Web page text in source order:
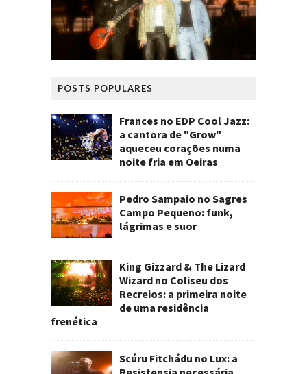
POSTS POPULARES
Frances no EDP Cool Jazz:
a cantora de "Grow"
aqueceu corações numa
noite fria em Oeiras
Pedro Sampaio no Sagres
Campo Pequeno: funk,
lágrimas e suor
King Gizzard & The Lizard
Wizard no Coliseu dos
Recreios: a primeira noite
de uma residência
frenética
Scúru Fitchádu no Lux: a